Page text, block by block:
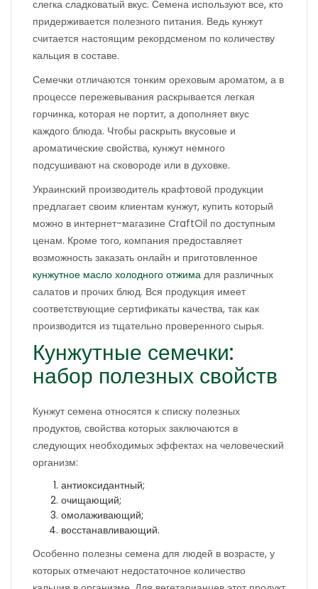
слегка сладковатый вкус. Семена используют все, кто
придерживается полезного питания. Ведь кунжут
считается настоящим рекордсменом по количеству
кальция в составе.
Семечки отличаются тонким ореховым ароматом, а в
процессе пережевывания раскрывается легкая
горчинка, которая не портит, а дополняет вкус
каждого блюда. Чтобы раскрыть вкусовые и
ароматические свойства, кунжут немного
подсушивают на сковороде или в духовке.
Украинский производитель крафтовой продукции
предлагает своим клиентам кунжут, купить который
можно в интернет-магазине CraftOil по доступным
ценам. Кроме того, компания предоставляет
возможность заказать онлайн и приготовленное
кунжутное масло холодного отжима для различных
салатов и прочих блюд. Вся продукция имеет
соответствующие сертификаты качества, так как
производится из тщательно проверенного сырья.
Кунжутные семечки:
набор полезных свойств
Кунжут семена относятся к списку полезных
продуктов, свойства которых заключаются в
следующих необходимых эффектах на человеческий
организм:
антиоксидантный;
очищающий;
омолаживающий;
восстанавливающий.
Особенно полезны семена для людей в возрасте, у
которых отмечают недостаточное количество